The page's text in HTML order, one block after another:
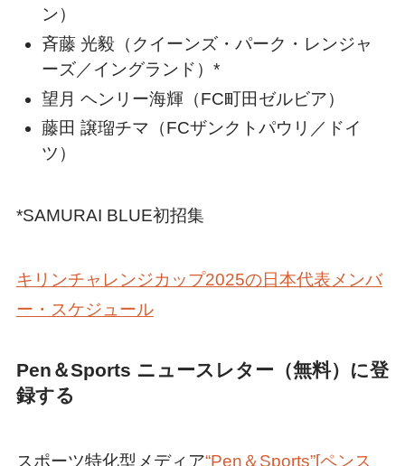
ン）
斉藤 光毅（クイーンズ・パーク・レンジャ
ーズ／イングランド）*
望月 ヘンリー海輝（FC町田ゼルビア）
藤田 譲瑠チマ（FCザンクトパウリ／ドイ
ツ）
*SAMURAI BLUE初招集
キリンチャレンジカップ2025の日本代表メンバ
ー・スケジュール
Pen＆Sports ニュースレター（無料）に登
録する
スポーツ特化型メディア“Pen＆Sports”[ペンス